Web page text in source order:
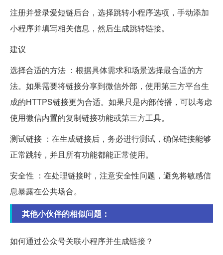
注册并登录爱短链后台，选择跳转小程序选项，手动添加
小程序并填写相关信息，然后生成跳转链接。
建议
选择合适的方法 ：根据具体需求和场景选择最合适的方
法。如果需要将链接分享到微信外部，使用第三方平台生
成的HTTPS链接更为合适。如果只是内部传播，可以考虑
使用微信内置的复制链接功能或第三方工具。
测试链接 ：在生成链接后，务必进行测试，确保链接能够
正常跳转，并且所有功能都能正常使用。
安全性 ：在处理链接时，注意安全性问题，避免将敏感信
息暴露在公共场合。
其他小伙伴的相似问题：
如何通过公众号关联小程序并生成链接？